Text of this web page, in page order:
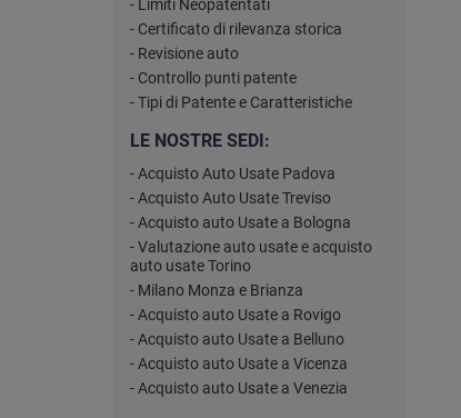
- Limiti Neopatentati
- Certificato di rilevanza storica
- Revisione auto
- Controllo punti patente
- Tipi di Patente e Caratteristiche
LE NOSTRE SEDI:
- Acquisto Auto Usate Padova
- Acquisto Auto Usate Treviso
- Acquisto auto Usate a Bologna
- Valutazione auto usate e acquisto
auto usate Torino
- Milano Monza e Brianza
- Acquisto auto Usate a Rovigo
- Acquisto auto Usate a Belluno
- Acquisto auto Usate a Vicenza
- Acquisto auto Usate a Venezia